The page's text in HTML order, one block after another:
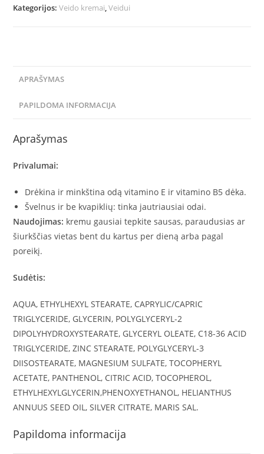
Kategorijos:Veido kremai,Veidui
APRAŠYMAS
PAPILDOMA INFORMACIJA
Aprašymas
Privalumai:
Drėkina ir minkština odą vitamino E ir vitamino B5 dėka.
Švelnus ir be kvapiklių: tinka jautriausiai odai.
Naudojimas: kremu gausiai tepkite sausas, paraudusias ar
šiurkščias vietas bent du kartus per dieną arba pagal
poreikį.
Sudėtis:
AQUA, ETHYLHEXYL STEARATE, CAPRYLIC/CAPRIC
TRIGLYCERIDE, GLYCERIN, POLYGLYCERYL-2
DIPOLYHYDROXYSTEARATE, GLYCERYL OLEATE, C18-36 ACID
TRIGLYCERIDE, ZINC STEARATE, POLYGLYCERYL-3
DIISOSTEARATE, MAGNESIUM SULFATE, TOCOPHERYL
ACETATE, PANTHENOL, CITRIC ACID, TOCOPHEROL,
ETHYLHEXYLGLYCERIN,PHENOXYETHANOL, HELIANTHUS
ANNUUS SEED OIL, SILVER CITRATE, MARIS SAL.
Papildoma informacija